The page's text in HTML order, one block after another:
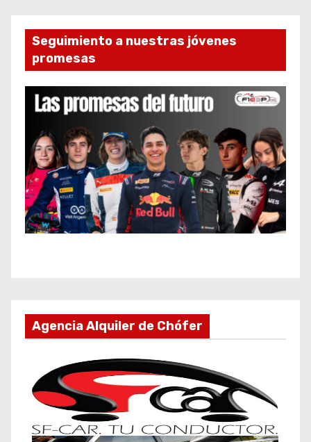
Seguimiento a nuestras jóvenes
promesas
Agencia Alquiler de Chófer